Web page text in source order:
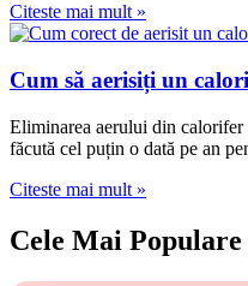
Citeste mai mult »
Cum să aerisiți un
Eliminarea aerului din calorifer
făcută cel puțin o dată pe an
Citeste mai mult »
Cele Mai